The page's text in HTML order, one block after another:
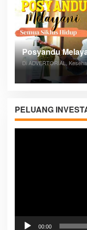
Posyandu
Di ADVERTORIAL,
PELUANG
Pemutar
00:00